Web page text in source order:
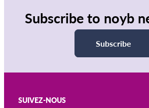
Subscribe to noyb
Subscribe
SUIVEZ-NOUS